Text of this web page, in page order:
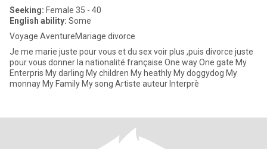
Seeking: Female 35 - 40
English ability: Some
Voyage AventureMariage divorce
Je me marie juste pour vous et du sex voir plus ,puis divorce juste
pour vous donner la nationalité française One way One gate My
Enterpris My darling My children My heathly My doggydog My
monnay My Family My song Artiste auteur Interprè